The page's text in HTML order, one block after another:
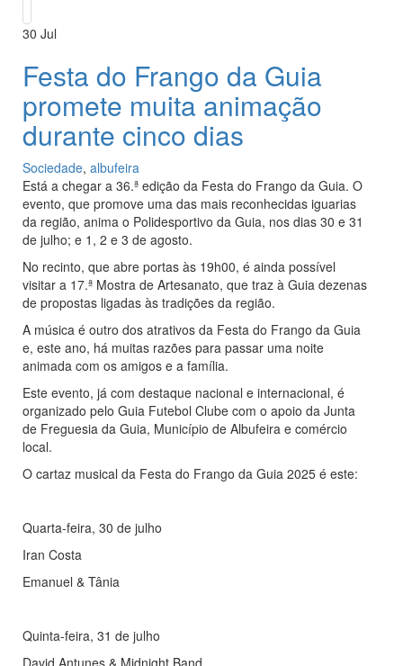
30 Jul
Festa do Frango da Guia
promete muita animação
durante cinco dias
Sociedade, albufeira
Está a chegar a 36.ª edição da Festa do Frango da Guia. O
evento, que promove uma das mais reconhecidas iguarias
da região, anima o Polidesportivo da Guia, nos dias 30 e 31
de julho; e 1, 2 e 3 de agosto.
No recinto, que abre portas às 19h00, é ainda possível
visitar a 17.ª Mostra de Artesanato, que traz à Guia dezenas
de propostas ligadas às tradições da região.
A música é outro dos atrativos da Festa do Frango da Guia
e, este ano, há muitas razões para passar uma noite
animada com os amigos e a família.
Este evento, já com destaque nacional e internacional, é
organizado pelo Guia Futebol Clube com o apoio da Junta
de Freguesia da Guia, Município de Albufeira e comércio
local.
O cartaz musical da Festa do Frango da Guia 2025 é este:
Quarta-feira, 30 de julho
Iran Costa
Emanuel & Tânia
Quinta-feira, 31 de julho